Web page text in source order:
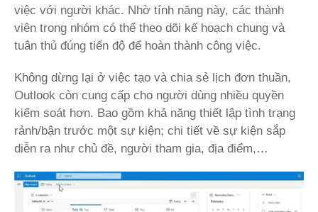
việc với người khác. Nhờ tính năng này, các thành
viên trong nhóm có thể theo dõi kế hoạch chung và
tuân thủ đúng tiến độ để hoàn thành công việc.
Không dừng lại ở việc tạo và chia sẻ lịch đơn thuần,
Outlook còn cung cấp cho người dùng nhiều quyền
kiểm soát hơn. Bao gồm khả năng thiết lập tình trạng
rảnh/bận trước một sự kiện; chi tiết về sự kiện sắp
diễn ra như chủ đề, người tham gia, địa điểm,…